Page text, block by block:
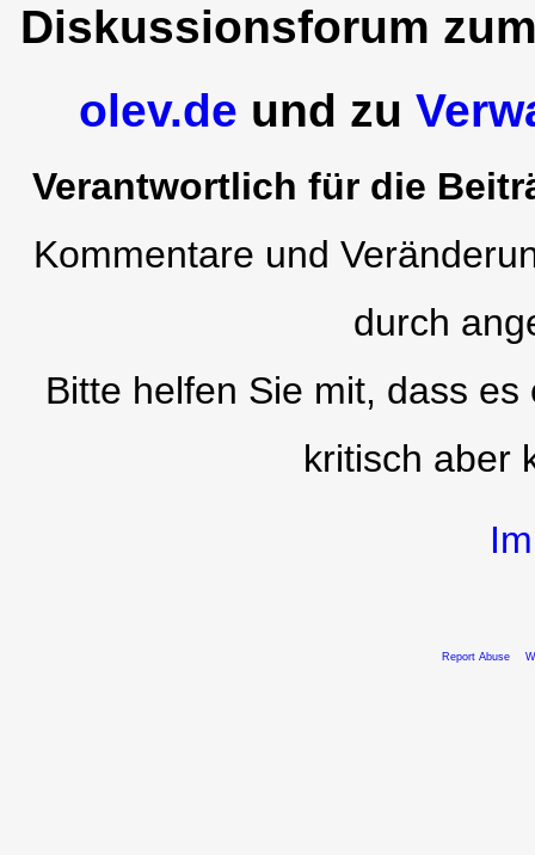
Diskussionsforum
olev.de und zu
Verantwortlich für die
Kommentare und
durch
Bitte helfen Sie mit, dass
kritisch aber
Report Abuse